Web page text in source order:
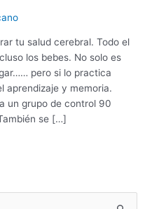
tu salud cerebral. Todo el
los bebes. No solo es
pero si lo practica
aprendizaje y memoria.
un grupo de control 90
se […]